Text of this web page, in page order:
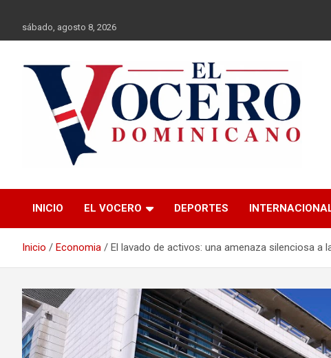
sábado, agosto 8, 2026
El Vocero
Dominicano
INICIO EL VOCERO DEPORTES
Inicio Economia El lavado de activos: una amenaza silenciosa